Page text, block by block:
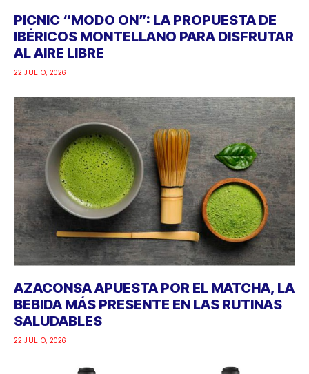
PICNIC “MODO ON”: LA PROPUESTA DE
IBÉRICOS MONTELLANO PARA DISFRUTAR
AL AIRE LIBRE
22 JULIO, 2026
AZACONSA APUESTA POR EL MATCHA, LA
BEBIDA MÁS PRESENTE EN LAS RUTINAS
SALUDABLES
22 JULIO, 2026